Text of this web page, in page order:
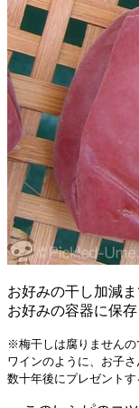
お好みの干し加減
お好みの容器に保
※梅干しは腐りませんの
ワインのように、お子さ
数十年後にプレゼント